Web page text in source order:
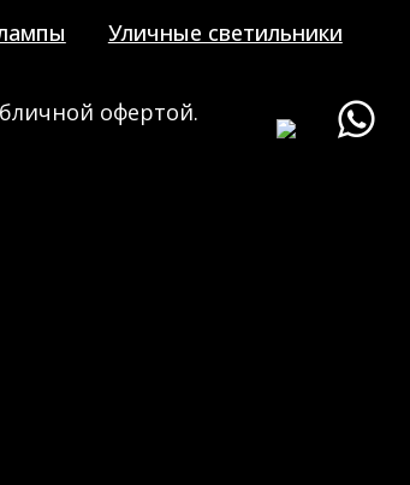
Уличные светильники
офертой.